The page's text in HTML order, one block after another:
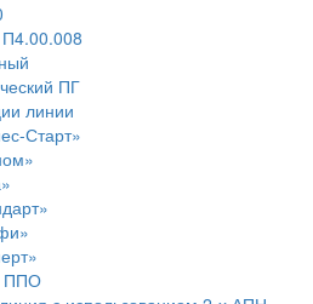
ПГ
линии
Старт»
ППО